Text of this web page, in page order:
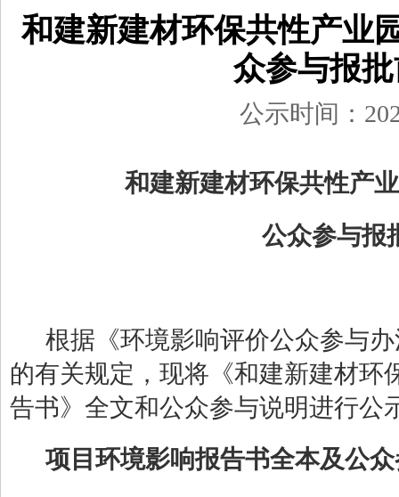
和建新建材环保共性产业
众参与报
公示时间：
和建新建材环保共性产
公众参与报
根据《环境影响评价公众参与
的有关规定，现将《和建新建材环
告书》全文和公众参与说明进行公
项目环境影响报告书全本及公